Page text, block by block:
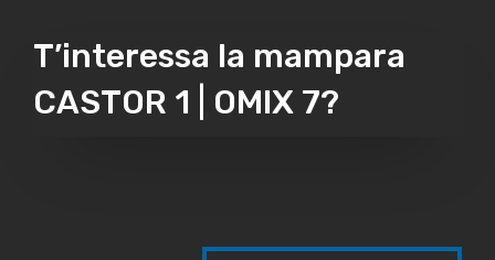
T’interessa la mampara
CASTOR 1 | OMIX 7?